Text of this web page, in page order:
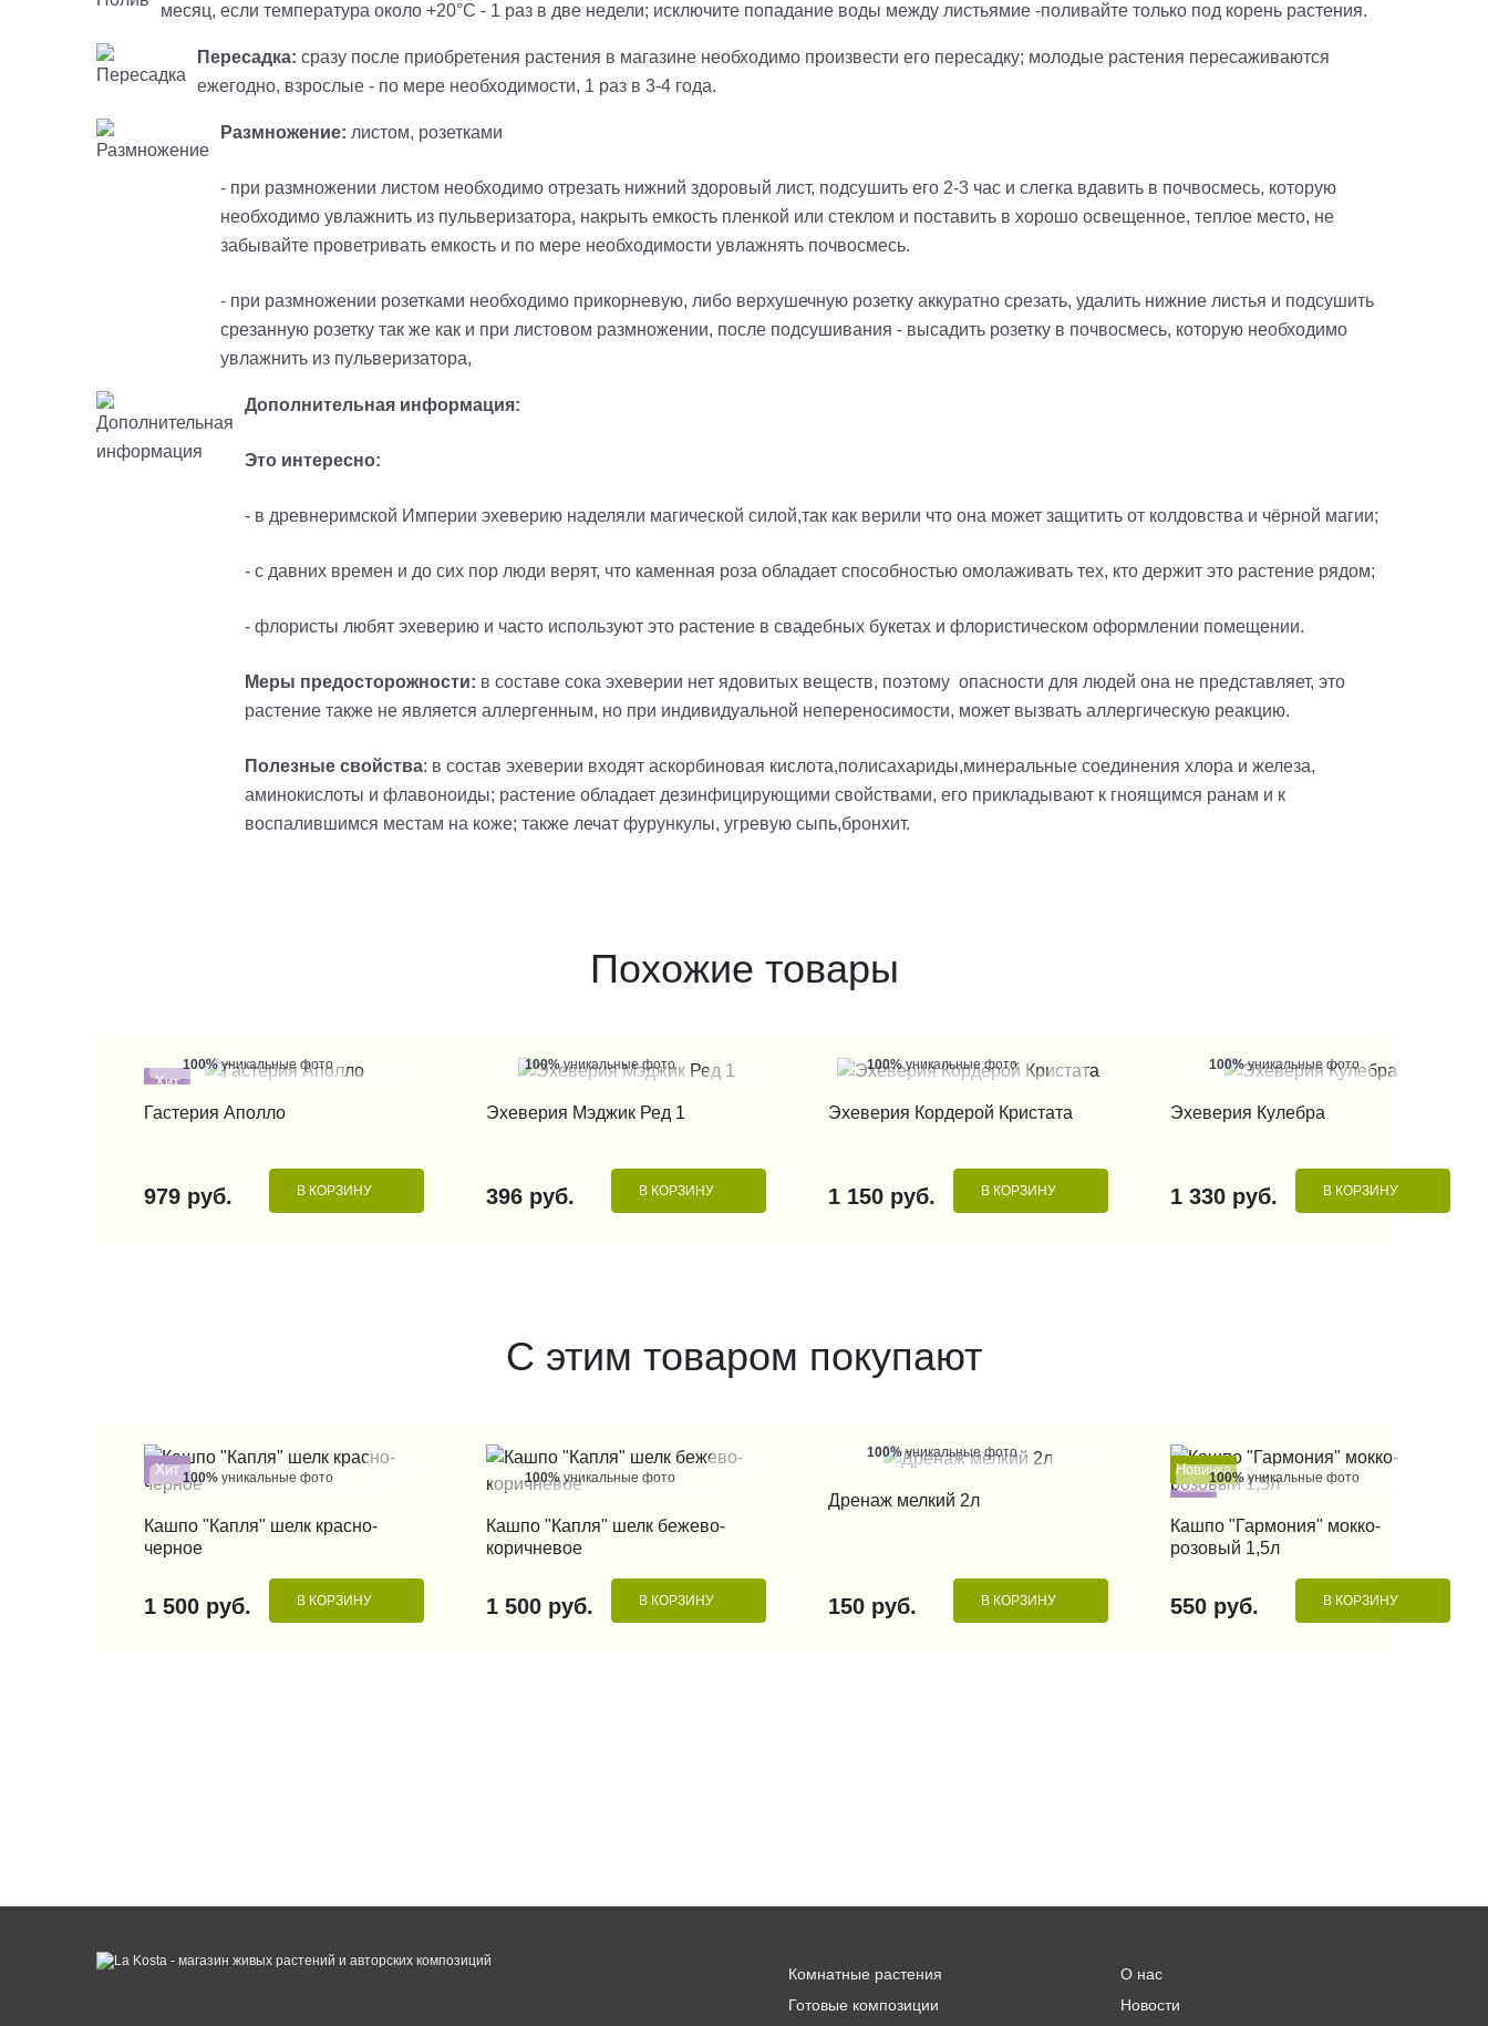
месяц, если температура около +20°C - 1 раз в две недели; исключите попадание воды между листьямие -поливайте только под корень растения.
Пересадка: сразу после приобретения растения в магазине необходимо произвести его пересадку; молодые растения пересаживаются
ежегодно, взрослые - по мере необходимости, 1 раз в 3-4 года.
Размножение: листом, розетками
- при размножении листом необходимо отрезать нижний здоровый лист, подсушить его 2-3 час и слегка вдавить в почвосмесь, которую
необходимо увлажнить из пульверизатора, накрыть емкость пленкой или стеклом и поставить в хорошо освещенное, теплое место, не
забывайте проветривать емкость и по мере необходимости увлажнять почвосмесь.
- при размножении розетками необходимо прикорневую, либо верхушечную розетку аккуратно срезать, удалить нижние листья и подсушить
срезанную розетку так же как и при листовом размножении, после подсушивания - высадить розетку в почвосмесь, которую необходимо
увлажнить из пульверизатора,
Дополнительная информация:
Это интересно:
- в древнеримской Империи эхеверию наделяли магической силой,так как верили что она может защитить от колдовства и чёрной магии;
- с давних времен и до сих пор люди верят, что каменная роза обладает способностью омолаживать тех, кто держит это растение рядом;
- флористы любят эхеверию и часто используют это растение в свадебных букетах и флористическом оформлении помещении.
Меры предосторожности: в составе сока эхеверии нет ядовитых веществ, поэтому опасности для людей она не представляет, это
растение также не является аллергенным, но при индивидуальной непереносимости, может вызвать аллергическую реакцию.
Полезные свойства: в состав эхеверии входят аскорбиновая кислота,полисахариды,минеральные соединения хлора и железа,
аминокислоты и флавоноиды; растение обладает дезинфицирующими свойствами, его прикладывают к гноящимся ранам и к
воспалившимся местам на коже; также лечат фурункулы, угревую сыпь,бронхит.
Похожие товары
Хит
100%уникальные фото
Гастерия Аполло
979 руб. В КОРЗИНУ
100%уникальные фото
Эхеверия Мэджик Ред 1
396 руб. В КОРЗИНУ
100%уникальные фото
Эхеверия Кордерой Кристата
1 150 руб. В КОРЗИНУ
100%уникальные фото
Эхеверия Кулебра
1 330 руб. В КОРЗИНУ
С этим товаром покупают
Хит 100% уникальные фото
КУПИТЬ В 1 КЛИК
Кашпо "Капля" шелк красно-
черное
1 500 руб. В КОРЗИНУ
100%уникальные фото
КУПИТЬ В 1 КЛИК
Кашпо "Капля" шелк бежево-
коричневое
1 500 руб. В КОРЗИНУ
100%уникальные фото
Дренаж мелкий 2л
150 руб. В КОРЗИНУ
Новинка
100%уникальные фото
КУПИТЬ В 1 КЛИК
Кашпо "Гармония" мокко-
розовый 1,5л
550 руб. В КОРЗИНУ
Комнатные растения
Готовые композиции
О нас
Новости